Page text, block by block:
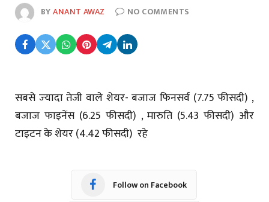
BYANANT AWAZ NO COMMENTS
सबसे ज्‍यादा तेजी वाले शेयर- बजाज फिनसर्व (7.75 फीसदी) ,
बजाज फाइनेंस (6.25 फीसदी) , मारुति (5.43 फीसदी) और
टाइटन के शेयर (4.42 फीसदी) रहे
Follow on Facebook